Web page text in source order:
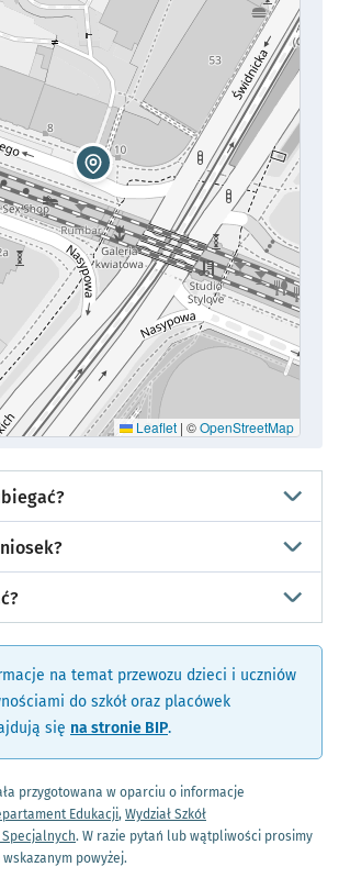
Leaflet | ©OpenStreetMap
na temat przewozu dzieci i uczniów
do szkół oraz placówek
się na stronie BIP.
przygotowana w oparciu o informacje
Edukacji, Wydział Szkół
. W razie pytań lub wątpliwości prosimy
powyżej.